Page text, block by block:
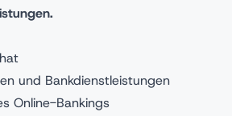
und Bankdienstleistungen
Online-Bankings